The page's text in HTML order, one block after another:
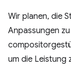
Wir planen, die
Anpassungen
um die Leistung